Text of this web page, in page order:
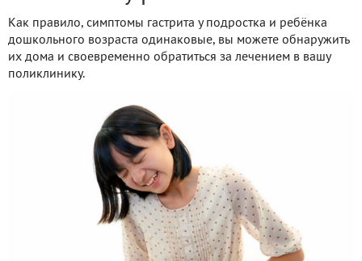
Как правило, симптомы гастрита у подростка и ребёнка
дошкольного возраста одинаковые, вы можете обнаружить
их дома и своевременно обратиться за лечением в вашу
поликлинику.